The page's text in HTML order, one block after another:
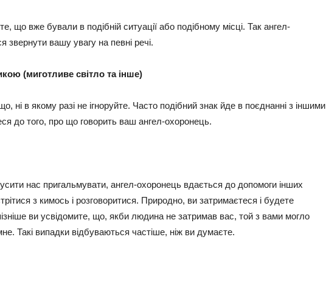
що вже бували в подібній ситуації або подібному місці. Так ангел-
звернути вашу увагу на певні речі.
(миготливе світло та інше)
ні в якому разі не ігноруйте. Часто подібний знак йде в поєднанні з іншими
до того, про що говорить ваш ангел-охоронець.
нас пригальмувати, ангел-охоронець вдається до допомоги інших
з кимось і розговоритися. Природно, ви затримаєтеся і будете
ви усвідомите, що, якби людина не затримав вас, той з вами могло
Такі випадки відбуваються частіше, ніж ви думаєте.